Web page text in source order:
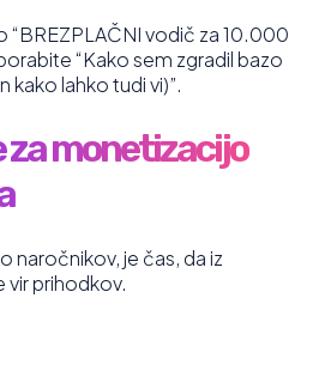
“BREZPLAČNI vodič za 10.000
“Kako sem zgradil bazo
kako lahko tudi vi)”.
monetizacijo
naročnikov, je čas, da iz
prihodkov.